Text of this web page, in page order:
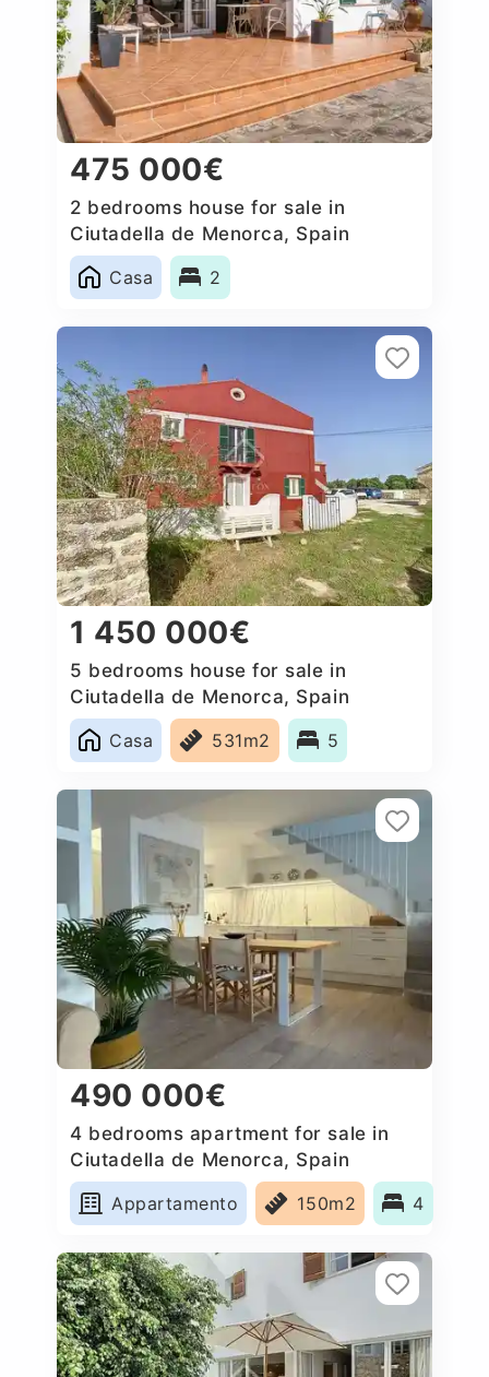
475 000€
2 bedrooms house for sale in
Ciutadella de Menorca, Spain
Casa
2
1 450 000€
5 bedrooms house for sale in
Ciutadella de Menorca, Spain
Casa
531m2 5
490 000€
4 bedrooms apartment for sale in
Ciutadella de Menorca, Spain
Appartamento
150m2 4